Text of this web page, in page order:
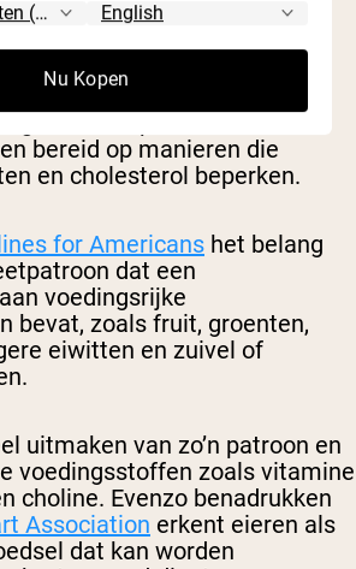
worden genoten als
gezond eetpatroon, vooral
bereid op manieren die
en cholesterol beperken.
for Americans het belang
dat een
voedingsrijke
bevat, zoals fruit, groenten,
eiwitten en zuivel of
uitmaken van zo’n patroon en
voedingsstoffen zoals vitamine
choline. Evenzo benadrukken
Association erkent eieren als
dat kan worden
Nu Kopen